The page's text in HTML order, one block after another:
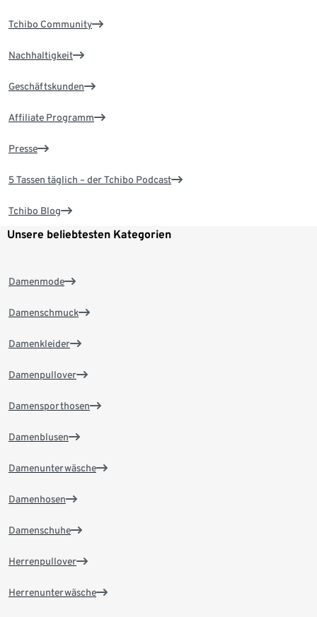
Tchibo Community
Nachhaltigkeit
Geschäftskunden
Affiliate Programm
Presse
5 Tassen täglich – der Tchibo Podcast
Tchibo Blog
Unsere beliebtesten Kategorien
Damenmode
Damenschmuck
Damenkleider
Damenpullover
Damensporthosen
Damenblusen
Damenunterwäsche
Damenhosen
Damenschuhe
Herrenpullover
Herrenunterwäsche